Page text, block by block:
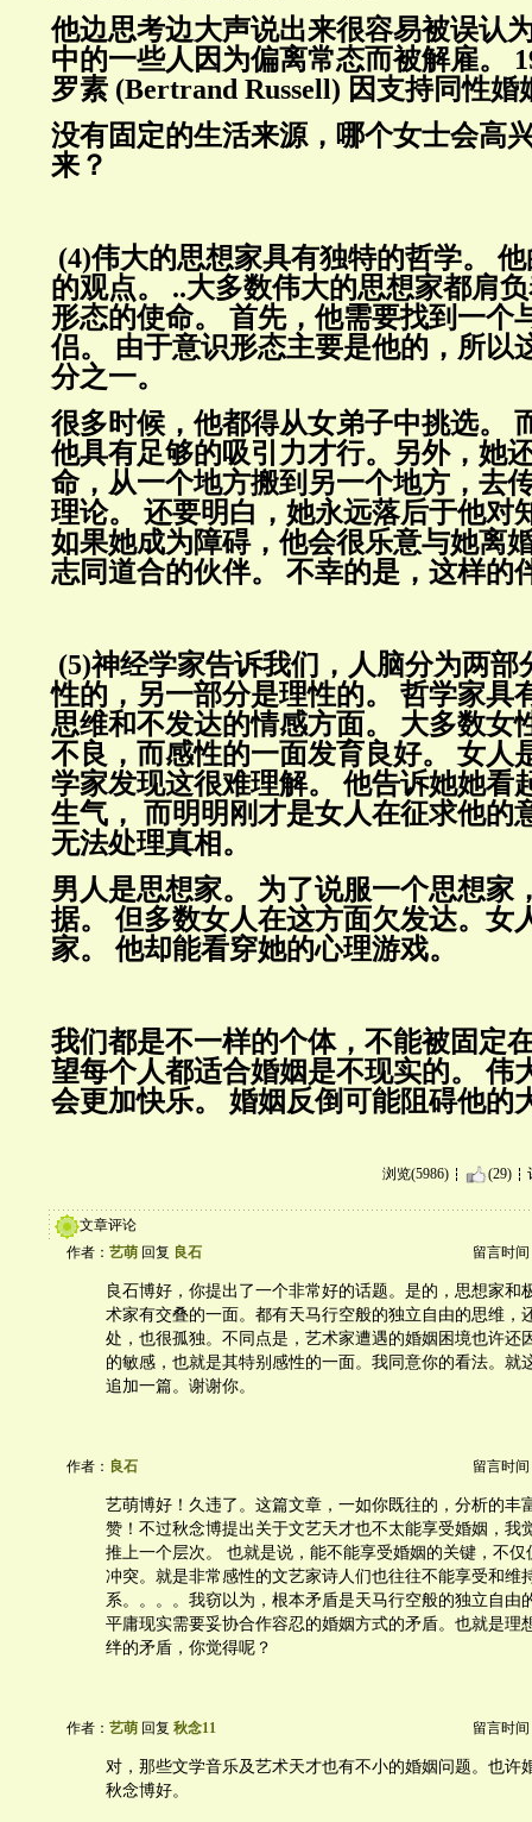
他边思考边大声说出来很容易被误认
中的一些人因为偏离常态而被解雇。
罗素 (Bertrand Russell) 因支持同性婚
没有固定的生活来源，哪个女士会高
来？
(4)伟大的思想家具有独特的哲学。
他
的观点。
..大多数伟大的思想家都肩
形态的使命。
首先，他需要找到一个
侣。
由于意识形态主要是他的，所以
分之一。
很多时候，他都得从女弟子中挑选。
他具有足够的吸引力才行。另外，她
命，从一个地方搬到另一个地方，去
理论。
还要明白，她永远落后于他对
如果她成为障碍，他会很乐意与她离
志同道合的伙伴。
不幸的是，这样的
(5)神经学家告诉我们，人脑分为两部
性的，另一部分是理性的。
哲学家具
思维和不发达的情感方面。
大多数女
不良，而感性的一面发育良好。
女人
学家发现这很难理解。
他告诉她她看
生气， 而明明刚才是女人在征求他的
无法处理真相。
男人是思想家。
为了说服一个思想家
据。
但多数女人在这方面欠发达。女
家。
他却能看穿她的心理游戏。
我们都是不一样的个体，不能被固定
望每个人都适合婚姻是不现实的。
伟
会更加快乐。
婚姻反倒可能阻碍他的
浏览(5986) (29)
文章评论
作者： 艺萌 回复 良石 留言时间
良石博好，你提出了一个非常好的话题。是的，思想家和
术家有交叠的一面。都有天马行空般的独立自由的思维，
处，也很孤独。不同点是，艺术家遭遇的婚姻困境也许还
的敏感，也就是其特别感性的一面。我同意你的看法。就
追加一篇。谢谢你。
作者： 良石 留言时间
艺萌博好！久违了。这篇文章，一如你既往的，分析的丰
赞！不过秋念博提出关于文艺天才也不太能享受婚姻，我
推上一个层次。 也就是说，能不能享受婚姻的关键，不仅
冲突。就是非常感性的文艺家诗人们也往往不能享受和维
系。。。。我窃以为，根本矛盾是天马行空般的独立自由
平庸现实需要妥协合作容忍的婚姻方式的矛盾。也就是理
绊的矛盾，你觉得呢？
作者： 艺萌 回复 秋念11 留言时间
对，那些文学音乐及艺术天才也有不小的婚姻问题。也许
秋念博好。